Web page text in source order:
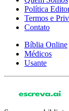
Política
Termos e
Contato
Bíblia Online
Médicos
Usante